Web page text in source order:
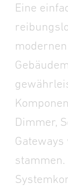
Eine
modernen
Dimmer,
stammen.